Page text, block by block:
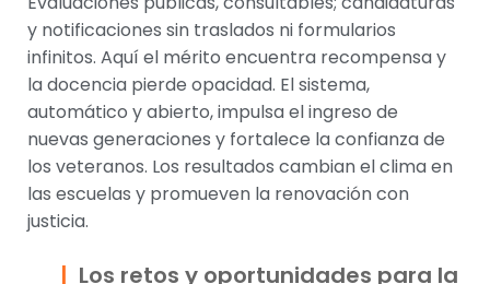
y notificaciones sin traslados ni formularios
infinitos. Aquí el mérito encuentra recompensa y
la docencia pierde opacidad. El sistema,
automático y abierto, impulsa el ingreso de
nuevas generaciones y fortalece la confianza de
los veteranos. Los resultados cambian el clima en
las escuelas y promueven la renovación con
justicia.
Los retos y oportunidades para la